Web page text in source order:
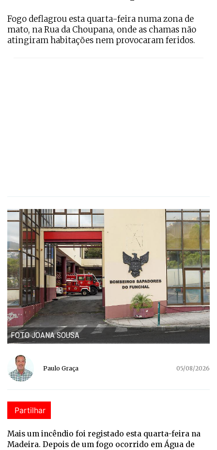
Fogo deflagrou esta quarta-feira numa zona de
mato, na Rua da Choupana, onde as chamas não
atingiram habitações nem provocaram feridos.
FOTO JOANA SOUSA
Paulo Graça 05/08/2026
Partilhar
Mais um incêndio foi registado esta quarta-feira na
Madeira. Depois de um fogo ocorrido em Água de